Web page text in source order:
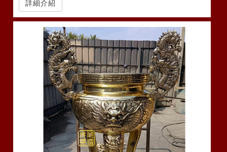
詳細介紹